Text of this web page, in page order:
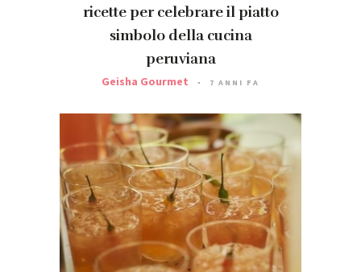
ricette per celebrare il piatto
simbolo della cucina
peruviana
Geisha Gourmet 7 ANNI FA